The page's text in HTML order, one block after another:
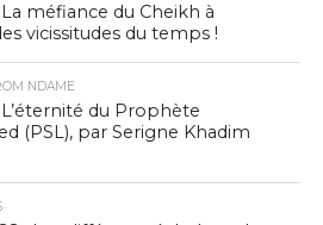
La méfiance du Cheikh à
vicissitudes du temps !
NDAME
L’éternité du Prophète
(PSL), par Serigne Khadim